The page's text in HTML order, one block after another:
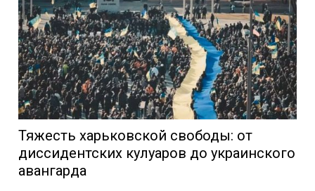
Тяжесть харьковской свободы: от
диссидентских кулуаров до украинского
авангарда